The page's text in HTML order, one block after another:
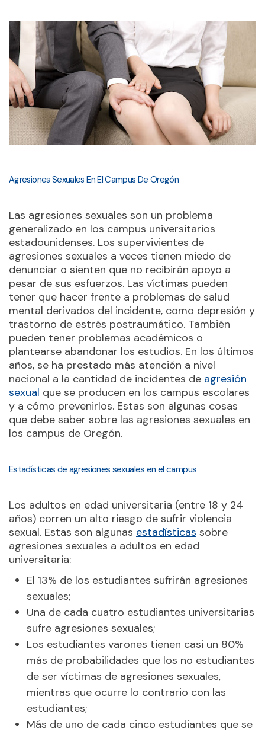
Agresiones Sexuales En El Campus De Oregón
Las agresiones sexuales son un problema
generalizado en los campus universitarios
estadounidenses. Los supervivientes de
agresiones sexuales a veces tienen miedo de
denunciar o sienten que no recibirán apoyo a
pesar de sus esfuerzos. Las víctimas pueden
tener que hacer frente a problemas de salud
mental derivados del incidente, como depresión y
trastorno de estrés postraumático. También
pueden tener problemas académicos o
plantearse abandonar los estudios. En los últimos
años, se ha prestado más atención a nivel
nacional a la cantidad de incidentes de agresión
sexual que se producen en los campus escolares
y a cómo prevenirlos. Estas son algunas cosas
que debe saber sobre las agresiones sexuales en
los campus de Oregón.
Estadísticas de agresiones sexuales en el campus
Los adultos en edad universitaria (entre 18 y 24
años) corren un alto riesgo de sufrir violencia
sexual. Estas son algunas estadísticas sobre
agresiones sexuales a adultos en edad
universitaria:
El 13% de los estudiantes sufrirán agresiones
sexuales;
Una de cada cuatro estudiantes universitarias
sufre agresiones sexuales;
Los estudiantes varones tienen casi un 80%
más de probabilidades que los no estudiantes
de ser víctimas de agresiones sexuales,
mientras que ocurre lo contrario con las
estudiantes;
Más de uno de cada cinco estudiantes que se